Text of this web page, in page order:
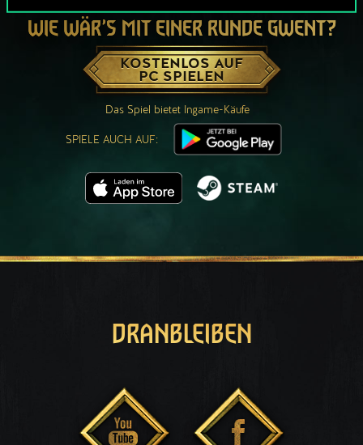
WIE WÄR’S MIT EINER RUNDE GWENT?
KOSTENLOS AUF
PC SPIELEN
Das Spiel bietet Ingame-Käufe
SPIELE AUCH AUF:
DRANBLEIBEN